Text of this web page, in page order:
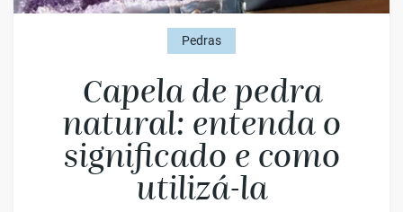
Pedras
Capela de pedra
natural: entenda o
significado e como
utilizá-la